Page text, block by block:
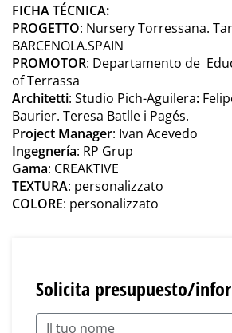
FICHA TÉCNICA:
PROGETTO: Nursery Torressana.
BARCENOLA.SPAIN
PROMOTOR: Departamento de
of Terrassa
Architetti: Studio Pich-Aguilera:
Baurier. Teresa Batlle i Pagés.
Project Manager: Ivan Acevedo
Ingegnería: RP Grup
Gama: CREAKTIVE
TEXTURA: personalizzato
COLORE: personalizzato
Solicita presupuesto/